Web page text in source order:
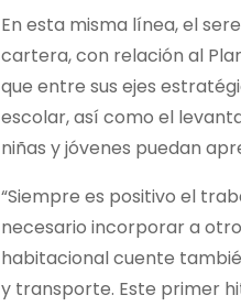
En esta misma línea, el
cartera, con relación al
que entre sus ejes
escolar, así como el
niñas y jóvenes puedan
“Siempre es positivo el
necesario incorporar a
habitacional cuente
y transporte. Este primer